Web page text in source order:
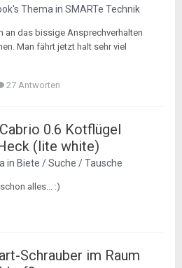
's Thema in SMARTe Technik
an das bissige Ansprechverhalten
Man fährt jetzt halt sehr viel
27 Antworten
0.6 Kotflügel
(lite white)
in Biete / Suche / Tausche
alles... :)
Schrauber im Raum